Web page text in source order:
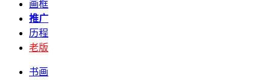
画框
推广
历程
老版
书画